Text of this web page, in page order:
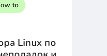
to
Linux по